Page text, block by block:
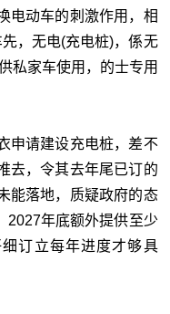
电动车的刺激作用，相
，无电(充电桩)，係无
私家车使用，的士专用
申请建设充电桩，差不
去，令其去年尾已订的
能落地，质疑政府的态
2027年底额外提供至少
订立每年进度才够具